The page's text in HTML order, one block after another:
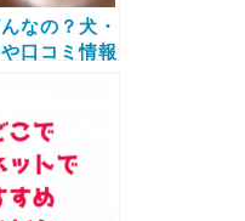
なの？犬・
口コミ情報